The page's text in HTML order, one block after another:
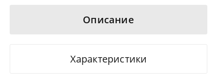
Описание
Характеристики